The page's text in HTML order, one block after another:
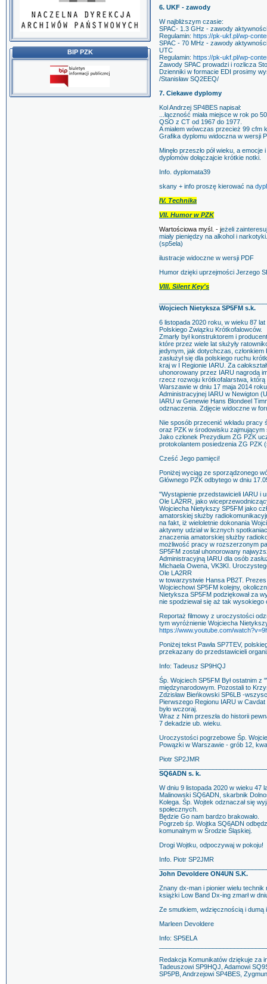
BIP PZK
6. UKF - zawody
W najbliższym czasie:
SPAC- 1.3 GHz - zawody
Regulamin: https://pk-ukf.pl/wp-
SPAC - 70 MHz - zawody
UTC
Regulamin: https://pk-ukf.pl/wp-
Zawody SPAC prowadzi i rozlicza
Dzienniki w formacie EDI prosimy
/Stanisław SQ2EEQ/
7. Ciekawe dyplomy
Kol Andrzej SP4BES napisał:
...łączność miała miejsce w rok po
QSO z CT od 1967 do 1977.
A miałem wówczas przecież 99 cfm
Grafika dyplomu widoczna w wersji
Minęło przeszło pół wieku, a
dyplomów dołączajcie krótkie notki.
Info. dyplomata39
skany + info proszę kierować na
IV. Technika
VII. Humor w PZK
Wartościowa myśl. - jeżeli
miały pieniędzy na alkohol i
(sp5ela)
ilustracje widoczne w wersji PDF
Humor dzięki uprzejmości Jerzego
VIII. Silent Key's
Wojciech Nietyksza SP5FM s.k.
6 listopada 2020 roku, w wieku 87
Polskiego Związku Krótkofalowców.
Zmarły był konstruktorem i
które przez wiele lat służyły
jedynym, jak dotychczas,
zasłużył się dla polskiego ruchu
kraj w I Regionie IARU. Za
uhonorowany przez IARU nagrodą
rzecz rozwoju krótkofalarstwa, którą
Warszawie w dniu 17 maja 2014
Administracyjnej IARU w Newigton
IARU w Genewie Hans Blondeel
odznaczenia. Zdjęcie widoczne w
Nie sposób przecenić wkładu pracy
oraz PZK w środowisku
Jako członek Prezydium ZG PZK
protokolantem posiedzenia ZG PZK
Cześć Jego pamięci!
Poniżej wyciąg ze sporządzonego
Głównego PZK odbytego w dniu
"Wystąpienie przedstawicieli IARU i
Ole LA2RR, jako
Wojciecha Nietykszy SP5FM jako
amatorskiej służby
na fakt, iż wieloletnie dokonania
aktywny udział w licznych
znaczenia amatorskiej służby
możliwość pracy w rozszerzonym
SP5FM został uhonorowany
Administracyjną IARU dla osób
Michaela Owena, VK3KI.
Ole LA2RR
w towarzystwie Hansa PB2T.
Wojciechowi SP5FM kolejny,
Nietyksza SP5FM podziękował za
nie spodziewał się aż tak wysokiego
Reportaż filmowy z uroczystości
tym wyróżnienie Wojciecha
https://www.youtube.com/
Poniżej tekst Pawła SP7TEV,
przekazany do przedstawicieli
Info: Tadeusz SP9HQJ
Śp. Wojciech SP5FM Był ostatnim z
międzynarodowym. Pozostali to
Zdzisław Bieńkowski SP6LB -
Pierwszego Regionu IARU w
było wczoraj.
Wraz z Nim przeszła do historii
7 dekadzie ub. wieku.
Uroczystości pogrzebowe Śp.
Powązki w Warszawie - grób 12,
Piotr SP2JMR
SQ6ADN s. k.
W dniu 9 listopada 2020 w wieku 47
Malinowski SQ6ADN, skarbnik
Kolega. Śp. Wojtek odznaczał się
społecznych.
Będzie Go nam bardzo brakowało.
Pogrzeb śp. Wojtka SQ6ADN
komunalnym w Środzie Śląskiej.
Drogi Wojtku, odpoczywaj w pokoju!
Info. Piotr SP2JMR
John Devoldere ON4UN S.K.
Znany dx-man i pionier wielu
książki Low Band Dx-ing zmarł w
Ze smutkiem, wdzięcznością i
Marleen Devoldere
Info: SP5ELA
Redakcja Komunikatów dziękuje za
Tadeuszowi SP9HQJ, Adamowi
SP5PB, Andrzejowi SP4BES,